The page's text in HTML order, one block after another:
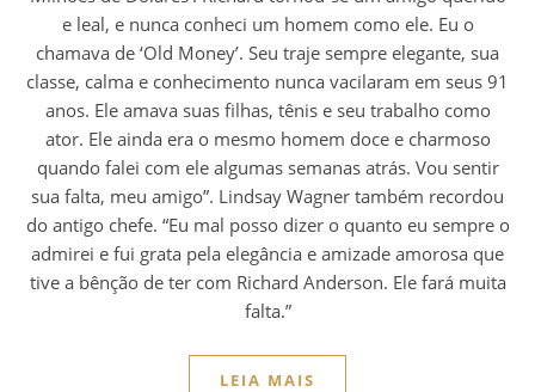
e leal, e nunca conheci um homem como ele. Eu o
chamava de ‘Old Money’. Seu traje sempre elegante, sua
classe, calma e conhecimento nunca vacilaram em seus 91
anos. Ele amava suas filhas, tênis e seu trabalho como
ator. Ele ainda era o mesmo homem doce e charmoso
quando falei com ele algumas semanas atrás. Vou sentir
sua falta, meu amigo”. Lindsay Wagner também recordou
do antigo chefe. “Eu mal posso dizer o quanto eu sempre o
admirei e fui grata pela elegância e amizade amorosa que
tive a bênção de ter com Richard Anderson. Ele fará muita
falta.”
LEIA MAIS